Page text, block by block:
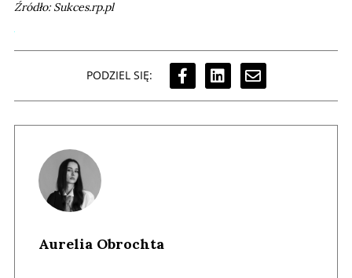
Źródło: Sukces.rp.pl
PODZIEL SIĘ:
Aurelia Obrochta